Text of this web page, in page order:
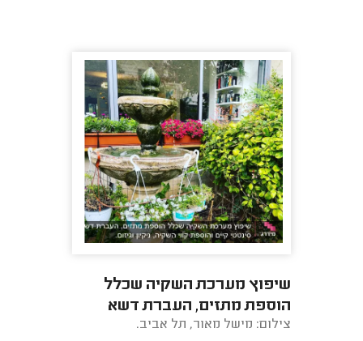
שיפוץ מערכת השקיה שכלל
הוספת מתזים, העברת דשא
סינטטי קיים והוספת קווי השקיה,
צילום: מישל מאור, תל אביב.